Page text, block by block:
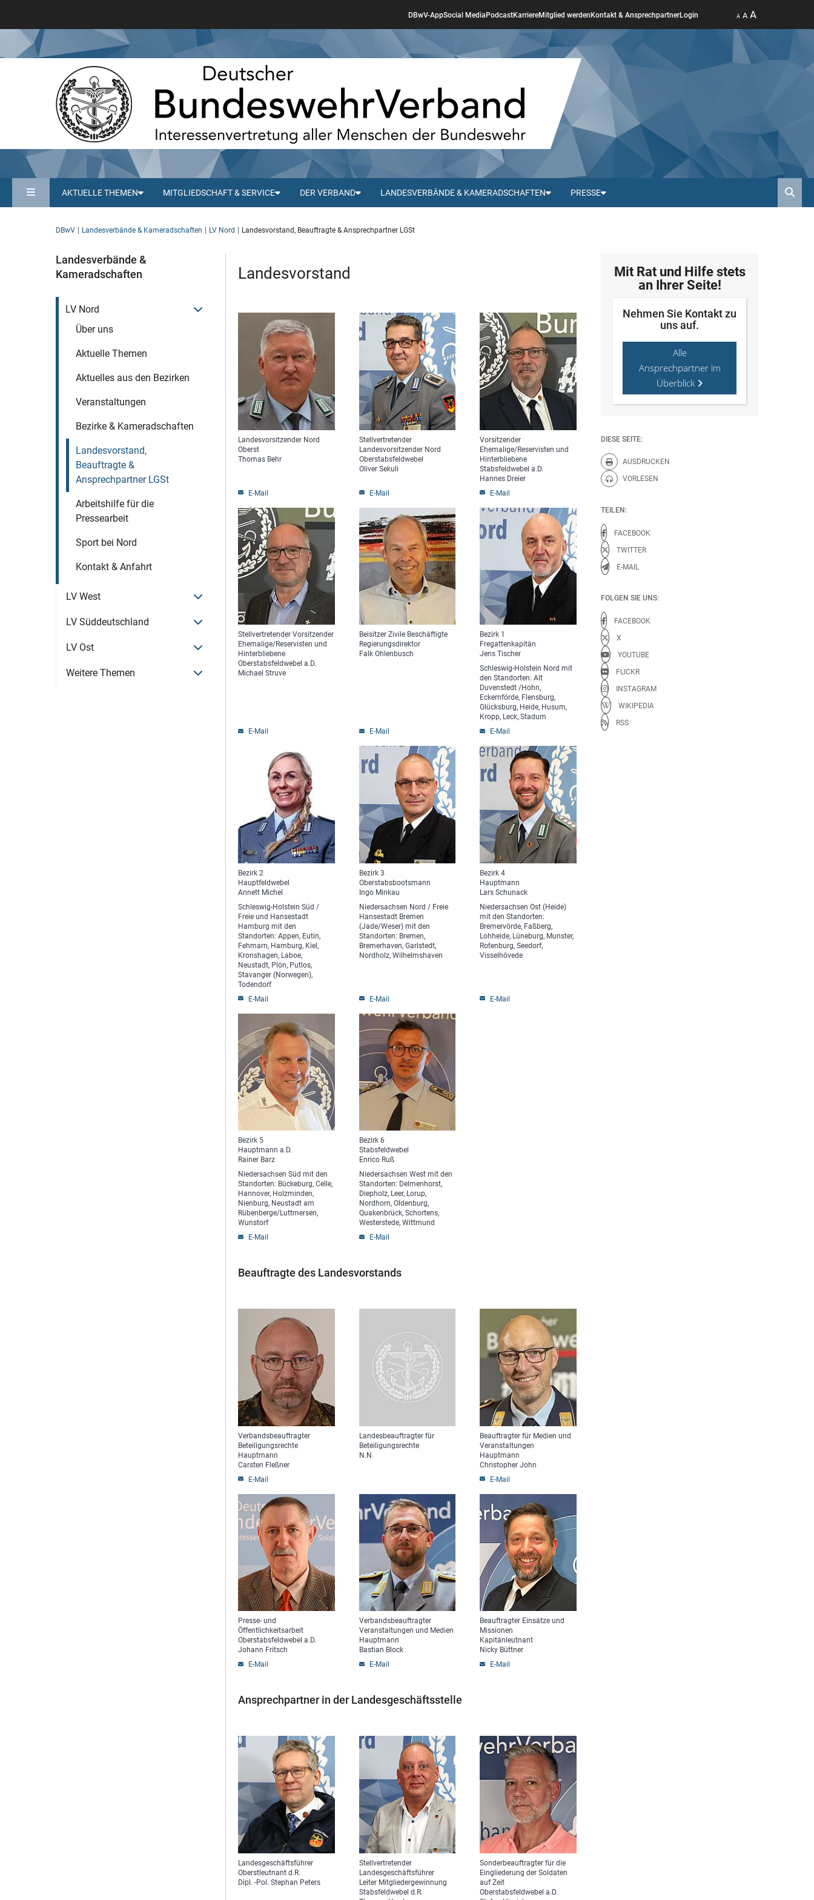
DBwV-AppSocial Media PodcastKarriereMitglied werden Kontakt & AnsprechpartnerLogin A A A
AKTUELLE THEMEN MITGLIEDSCHAFT & SERVICE DER VERBAND LANDESVERBÄNDE & KAMERADSCHAFTEN PRESSE
DBwV Landesverbände & Kameradschaften LV Nord Landesvorstand, Beauftragte & Ansprechpartner LGSt
Landesverbände &
Kameradschaften
LV Nord
Über uns
Aktuelle Themen
Aktuelles aus den Bezirken
Veranstaltungen
Bezirke & Kameradschaften
Landesvorstand,
Beauftragte &
Ansprechpartner LGSt
Arbeitshilfe für die
Pressearbeit
Sport bei Nord
Kontakt & Anfahrt
LV West Menü öffnen
LV Süddeutschland Menü öffnen
LV Ost Menü öffnen
Weitere Themen Menü öffnen
Landesvorstand
Landesvorsitzender Nord
Oberst
Thomas Behr
E-Mail
Stellvertretender
Landesvorsitzender Nord
Oberstabsfeldwebel
Oliver Sekuli
E-Mail
Vorsitzender
Ehemalige/Reservisten und
Hinterbliebene
Stabsfeldwebel a.D.
Hannes Dreier
E-Mail
Stellvertretender Vorsitzender
Ehemalige/Reservisten und
Hinterbliebene
Oberstabsfeldwebel a.D.
Michael Struve
E-Mail
Beisitzer Zivile Beschäftigte
Regierungsdirektor
Falk Ohlenbusch
E-Mail
Bezirk 1
Fregattenkapitän
Jens Tischer
Schleswig-Holstein Nord mit
den Standorten: Alt
Duvenstedt /Hohn,
Eckernförde, Flensburg,
Glücksburg, Heide, Husum,
Kropp, Leck, Stadum
E-Mail
Bezirk 2
Hauptfeldwebel
Annett Michel
Schleswig-Holstein Süd /
Freie und Hansestadt
Hamburg mit den
Standorten: Appen, Eutin,
Fehmarn, Hamburg, Kiel,
Kronshagen, Laboe,
Neustadt, Plön, Putlos,
Stavanger (Norwegen),
Todendorf
E-Mail
Bezirk 3
Oberstabsbootsmann
Ingo Minkau
Niedersachsen Nord / Freie
Hansestadt Bremen
(Jade/Weser) mit den
Standorten: Bremen,
Bremerhaven, Garlstedt,
Nordholz, Wilhelmshaven
E-Mail
Bezirk 4
Hauptmann
Lars Schunack
Niedersachsen Ost (Heide)
mit den Standorten:
Bremervörde, Faßberg,
Lohheide, Lüneburg, Munster,
Rotenburg, Seedorf,
Visselhövede
E-Mail
Bezirk 5
Hauptmann a.D.
Rainer Barz
Niedersachsen Süd mit den
Standorten: Bückeburg, Celle,
Hannover, Holzminden,
Nienburg, Neustadt am
Rübenberge/Luttmersen,
Wunstorf
E-Mail
Bezirk 6
Stabsfeldwebel
Enrico Ruß
Niedersachsen West mit den
Standorten: Delmenhorst,
Diepholz, Leer, Lorup,
Nordhorn, Oldenburg,
Quakenbrück, Schortens,
Westerstede, Wittmund
E-Mail
Beauftragte des Landesvorstands
Verbandsbeauftragter
Beteiligungsrechte
Hauptmann
Carsten Fleßner
E-Mail
Landesbeauftragter für
Beteiligungsrechte
N.N.
Beauftragter für Medien und
Veranstaltungen
Hauptmann
Christopher John
E-Mail
Presse- und
Öffentlichkeitsarbeit
Oberstabsfeldwebel a.D.
Johann Fritsch
E-Mail
Verbandsbeauftragter
Veranstaltungen und Medien
Hauptmann
Bastian Block
E-Mail
Beauftragter Einsätze und
Missionen
Kapitänleutnant
Nicky Büttner
E-Mail
Ansprechpartner in der Landesgeschäftsstelle
Landesgeschäftsführer
Oberstleutnant d.R.
Dipl. -Pol. Stephan Peters
Stellvertretender
Landesgeschäftsführer
Leiter Mitgliedergewinnung
Stabsfeldwebel d.R.
Sonderbeauftragter für die
Eingliederung der Soldaten
auf Zeit
Oberstabsfeldwebel a.D.
Mit Rat und Hilfe stets
an Ihrer Seite!
Nehmen Sie Kontakt zu
uns auf.
Alle
Ansprechpartner im
Überblick
DIESE SEITE:
AUSDRUCKEN
Diese Seite drucken.
VORLESEN
Diese Seite vorlesen.
TEILEN:
FACEBOOK
TWITTER
E-MAIL
FOLGEN SIE UNS:
FACEBOOK
X
YOUTUBE
FLICKR
INSTAGRAM
WIKIPEDIA
RSS